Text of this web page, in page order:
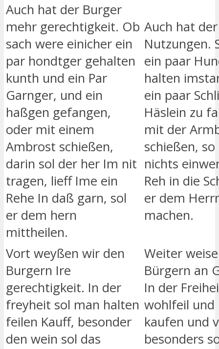
Auch hat der Burger
mehr gerechtigkeit. Ob
sach were einicher ein
par hondtger gehalten
kunth und ein Par
Garnger, und ein
haßgen gefangen,
oder mit einem
Ambrost schießen,
darin sol der her Im nit
tragen, lieff Ime ein
Rehe In daß garn, sol
er dem hern
mittheilen.
Auch hat
Nutzungen.
ein paar
halten
ein paar
Häslein zu
mit der
schießen,
nichts
Reh in die
er dem
machen.
Vort weyßen wir den
Burgern Ire
gerechtigkeit. In der
freyheit sol man halten
feilen Kauff, besonder
den wein sol das
Weiter
Bürgern an
In der
wohlfeil und
kaufen und
besonders